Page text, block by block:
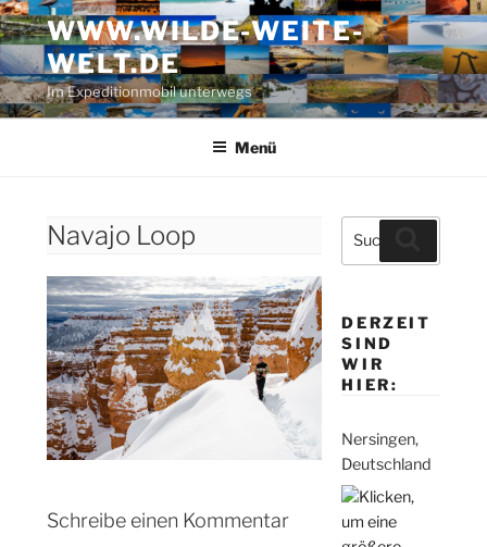
Zum
Inhalt
springen
WWW.WILDE-WEITE-
WELT.DE
Im Expeditionmobil unterwegs
Menü
Navajo Loop
Schreibe einen Kommentar
Suche
nach:
DERZEIT
SIND
WIR
HIER:
Nersingen,
Deutschland